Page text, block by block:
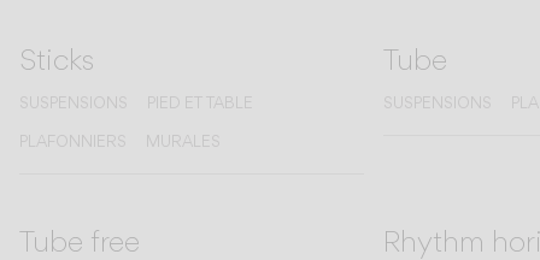
Sticks
SUSPENSIONS
PIED ET TABLE
PLAFONNIERS
MURALES
Tube
SUSPENSIONS
Tube free Rhythm